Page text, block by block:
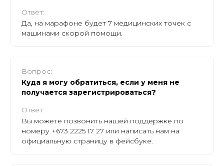
Ответ:
Да, на марафоне будет 7 медицинских точек с
машинами скорой помощи.
Вопрос:
Куда я могу обратиться, если у меня не
получается зарегистрироваться?
Ответ:
Вы можете позвонить нашей поддержке по
номеру +673 2225 17 27 или написать нам на
официальную страницу в фейсбуке.